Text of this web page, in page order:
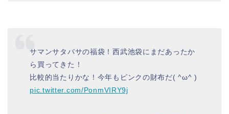
サマンサタバサの福袋！西武池袋にまだあったか
ら買ってきた！
比較的当たりかな！今年もピンクの財布だ( ^ω^ )
pic.twitter.com/PonmVIRY9j